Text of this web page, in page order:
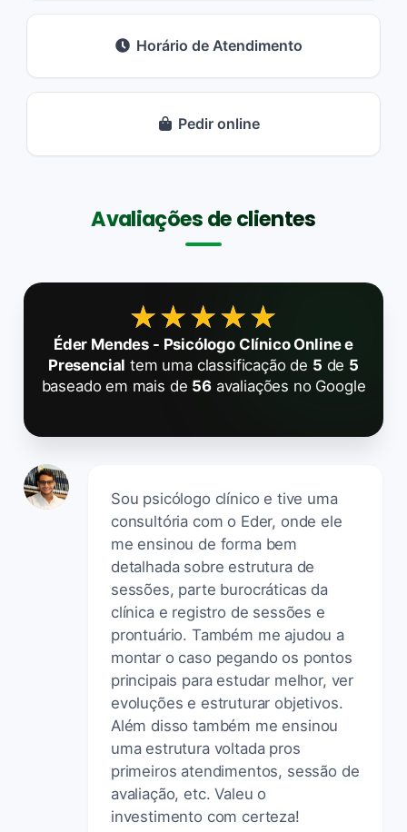
Horário de Atendimento
Pedir online
Avaliações de clientes
★★★★★
★★★★★
Éder Mendes - Psicólogo Clínico Online e
Presencial tem uma classificação de 5 de 5
baseado em mais de 56 avaliações no Google
Sou psicólogo clínico e tive uma
consultória com o Eder, onde ele
me ensinou de forma bem
detalhada sobre estrutura de
sessões, parte burocráticas da
clínica e registro de sessões e
prontuário. Também me ajudou a
montar o caso pegando os pontos
principais para estudar melhor, ver
evoluções e estruturar objetivos.
Além disso também me ensinou
uma estrutura voltada pros
primeiros atendimentos, sessão de
avaliação, etc. Valeu o
investimento com certeza!